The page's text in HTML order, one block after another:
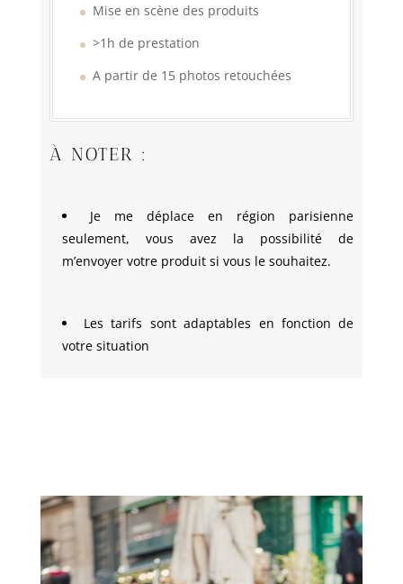
Mise en scène des produits
>1h de prestation
A partir de 15 photos retouchées
À NOTER :
Je me déplace en région parisienne
seulement, vous avez la possibilité de
m’envoyer votre produit si vous le souhaitez.
Les tarifs sont adaptables en fonction de
votre situation